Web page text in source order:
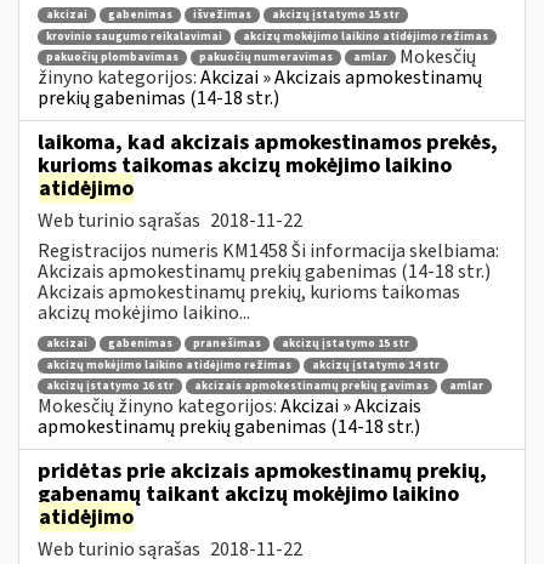
akcizai gabenimas išvežimas
akcizų įstatymo 15 str
krovinio saugumo reikalavimai
akcizų mokėjimo laikino atidėjimo režimas
pakuočių plombavimas
pakuočių numeravimas amlar
Mokesčių
žinyno kategorijos:Akcizai » Akcizais apmokestinamų
prekių gabenimas (14-18 str.)
laikoma, kad akcizais apmokestinamos prekės,
kurioms taikomas akcizų mokėjimo laikino
atidėjimo
Web turinio sąrašas 2018-11-22
Registracijos numeris KM1458 Ši informacija skelbiama:
Akcizais apmokestinamų prekių gabenimas (14-18 str.)
Akcizais apmokestinamų prekių, kurioms taikomas
akcizų mokėjimo laikino...
akcizai gabenimas pranešimas
akcizų įstatymo 15 str
akcizų mokėjimo laikino atidėjimo režimas
akcizų įstatymo 14 str
akcizų įstatymo 16 str
akcizais apmokestinamų prekių gavimas amlar
Mokesčių žinyno kategorijos:Akcizai » Akcizais
apmokestinamų prekių gabenimas (14-18 str.)
pridėtas prie akcizais apmokestinamų prekių,
gabenamų taikant akcizų mokėjimo laikino
atidėjimo
Web turinio sąrašas 2018-11-22